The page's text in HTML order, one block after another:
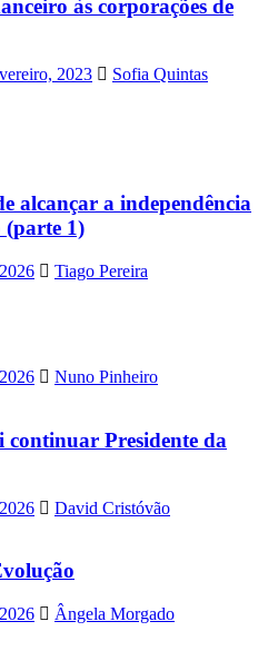
às corporações de
2023 Sofia Quintas
alcançar a independência
(parte 1)
Tiago Pereira
Nuno Pinheiro
continuar Presidente da
David Cristóvão
Ângela Morgado